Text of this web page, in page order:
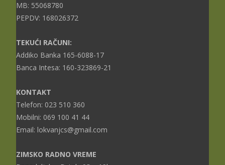
MB: 55068780
PEPDV: 168026372
TEKUĆI RAČUNI:
Addiko Banka 165-6088-17
Banca Intesa: 160-323869-21
KONTAKT
Telefon: 023 510 360
Mobilni: 069 100 41 44
Email: lokvanjcs@gmail.com
ZIMSKO RADNO VREME